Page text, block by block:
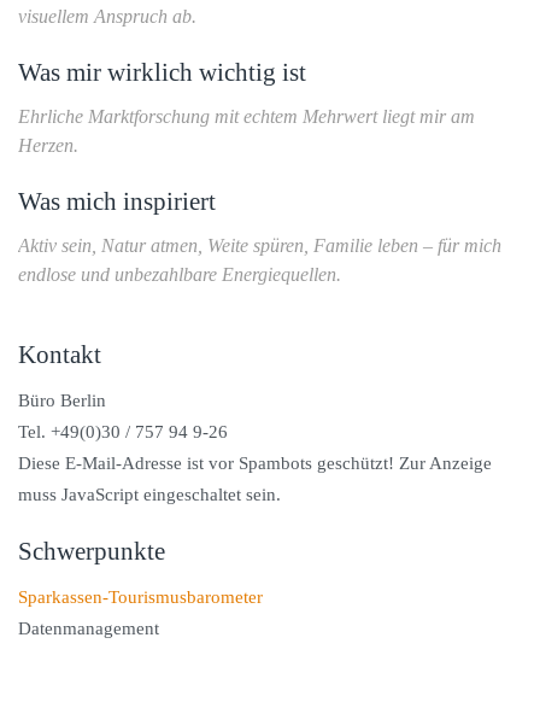
visuellem Anspruch ab.
Was mir wirklich wichtig ist
Ehrliche Marktforschung mit echtem Mehrwert liegt mir am
Herzen.
Was mich inspiriert
Aktiv sein, Natur atmen, Weite spüren, Familie leben – für mich
endlose und unbezahlbare Energiequellen.
Kontakt
Büro Berlin
Tel. +49(0)30 / 757 94 9-26
Diese E-Mail-Adresse ist vor Spambots geschützt! Zur Anzeige
muss JavaScript eingeschaltet sein.
Schwerpunkte
Sparkassen-Tourismusbarometer
Datenmanagement